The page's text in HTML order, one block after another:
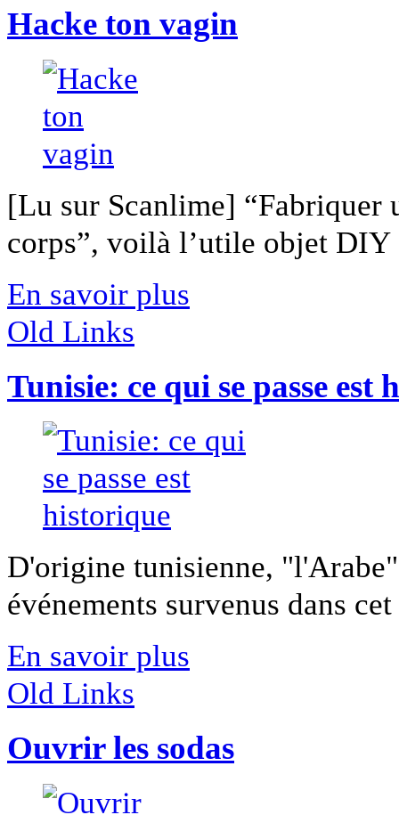
Hacke ton vagin
[Lu sur Scanlime] “Fabriquer
corps”, voilà l’utile objet
En savoir plus
Old Links
Tunisie: ce qui se passe est
D'origine tunisienne,
événements survenus dans
En savoir plus
Old Links
Ouvrir les sodas